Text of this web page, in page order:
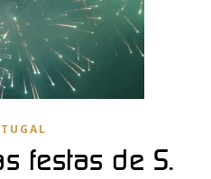
festas de S.